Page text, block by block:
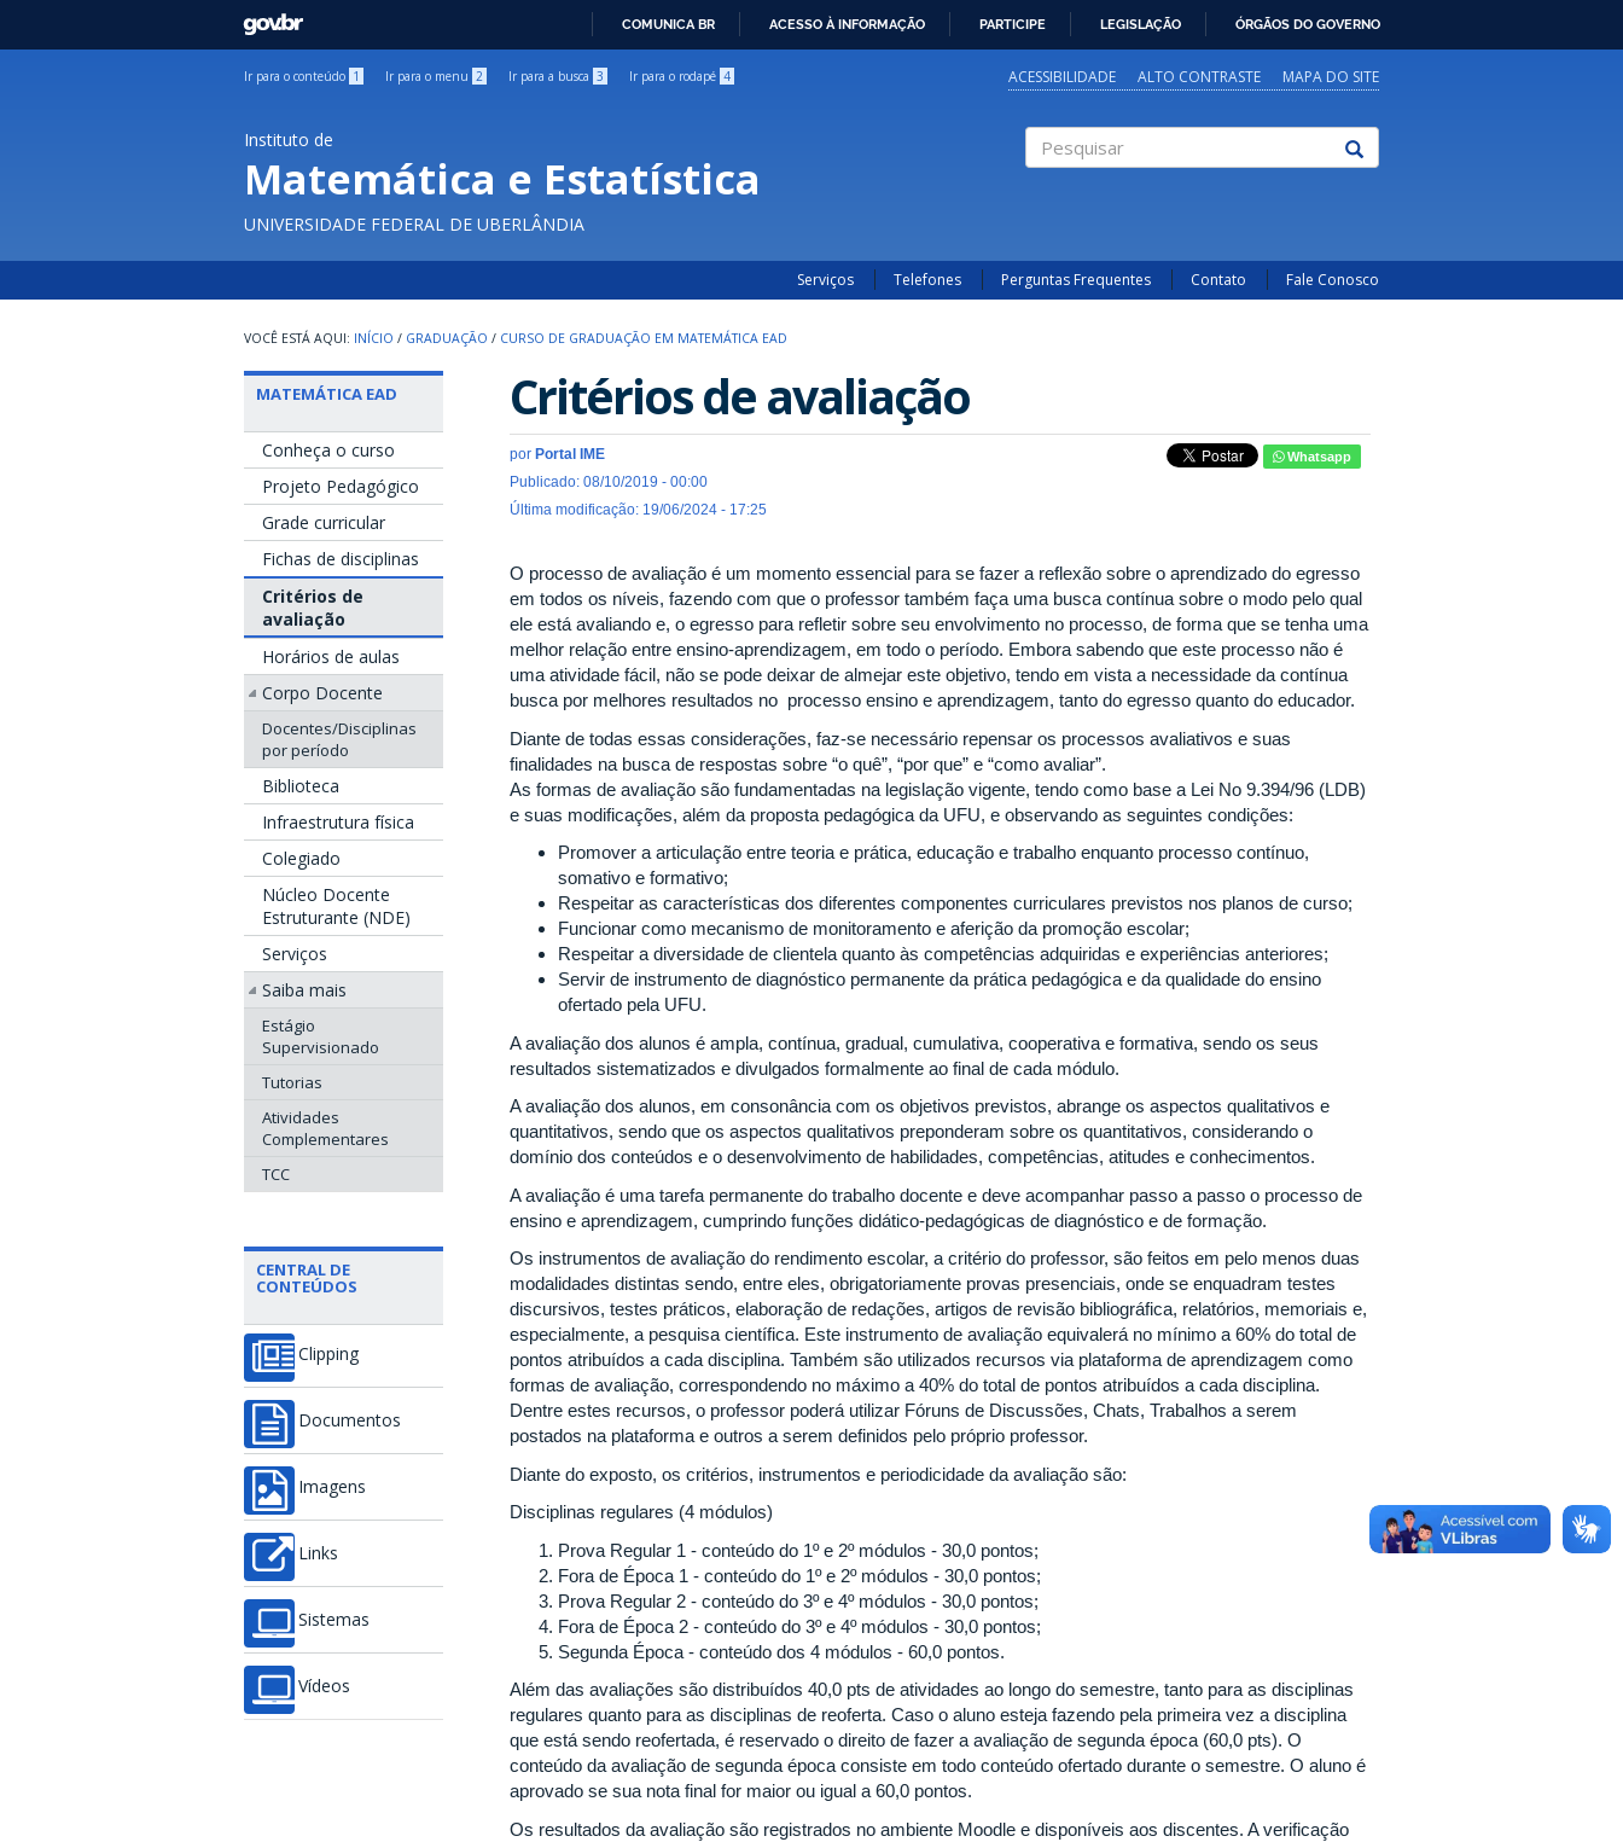
GOVBR
COMUNICA BR ACESSO À INFORMAÇÃO PARTICIPE LEGISLAÇÃO ÓRGÃOS DO GOVERNO
Ir para o conteúdo 1 Ir para o menu 2 Ir para a busca 3 Ir para o rodapé 4 ACESSIBILIDADE ALTO CONTRASTE MAPA DO SITE
Instituto de
Matemática e Estatística
UNIVERSIDADE FEDERAL DE UBERLÂNDIA
Serviços Telefones Perguntas Frequentes Contato Fale Conosco
INÍCIO / GRADUAÇÃO / CURSO DE GRADUAÇÃO EM MATEMÁTICA EAD
MATEMÁTICA EAD
Conheça o curso
Projeto Pedagógico
Grade curricular
Fichas de disciplinas
Critérios de
avaliação
Horários de aulas
Corpo Docente
Docentes/Disciplinas
por período
Biblioteca
Infraestrutura física
Colegiado
Núcleo Docente
Estruturante (NDE)
Serviços
Saiba mais
Estágio
Supervisionado
Tutorias
Atividades
Complementares
TCC
CENTRAL DE
CONTEÚDOS
Clipping
Documentos
Imagens
Links
Sistemas
Vídeos
Critérios de avaliação
por Portal IME
Publicado: 08/10/2019 - 00:00
Última modificação: 19/06/2024 - 17:25
Whatsapp
O processo de avaliação é um momento essencial para se fazer a reflexão sobre o aprendizado do egresso
em todos os níveis, fazendo com que o professor também faça uma busca contínua sobre o modo pelo qual
ele está avaliando e, o egresso para refletir sobre seu envolvimento no processo, de forma que se tenha uma
melhor relação entre ensino-aprendizagem, em todo o período. Embora sabendo que este processo não é
uma atividade fácil, não se pode deixar de almejar este objetivo, tendo em vista a necessidade da contínua
busca por melhores resultados no processo ensino e aprendizagem, tanto do egresso quanto do educador.
Diante de todas essas considerações, faz-se necessário repensar os processos avaliativos e suas
finalidades na busca de respostas sobre “o quê”, “por que” e “como avaliar”.
As formas de avaliação são fundamentadas na legislação vigente, tendo como base a Lei No 9.394/96 (LDB)
e suas modificações, além da proposta pedagógica da UFU, e observando as seguintes condições:
Promover a articulação entre teoria e prática, educação e trabalho enquanto processo contínuo,
somativo e formativo;
Respeitar as características dos diferentes componentes curriculares previstos nos planos de curso;
Funcionar como mecanismo de monitoramento e aferição da promoção escolar;
Respeitar a diversidade de clientela quanto às competências adquiridas e experiências anteriores;
Servir de instrumento de diagnóstico permanente da prática pedagógica e da qualidade do ensino
ofertado pela UFU.
A avaliação dos alunos é ampla, contínua, gradual, cumulativa, cooperativa e formativa, sendo os seus
resultados sistematizados e divulgados formalmente ao final de cada módulo.
A avaliação dos alunos, em consonância com os objetivos previstos, abrange os aspectos qualitativos e
quantitativos, sendo que os aspectos qualitativos preponderam sobre os quantitativos, considerando o
domínio dos conteúdos e o desenvolvimento de habilidades, competências, atitudes e conhecimentos.
A avaliação é uma tarefa permanente do trabalho docente e deve acompanhar passo a passo o processo de
ensino e aprendizagem, cumprindo funções didático-pedagógicas de diagnóstico e de formação.
Os instrumentos de avaliação do rendimento escolar, a critério do professor, são feitos em pelo menos duas
modalidades distintas sendo, entre eles, obrigatoriamente provas presenciais, onde se enquadram testes
discursivos, testes práticos, elaboração de redações, artigos de revisão bibliográfica, relatórios, memoriais e,
especialmente, a pesquisa científica. Este instrumento de avaliação equivalerá no mínimo a 60% do total de
pontos atribuídos a cada disciplina. Também são utilizados recursos via plataforma de aprendizagem como
formas de avaliação, correspondendo no máximo a 40% do total de pontos atribuídos a cada disciplina.
Dentre estes recursos, o professor poderá utilizar Fóruns de Discussões, Chats, Trabalhos a serem
postados na plataforma e outros a serem definidos pelo próprio professor.
Diante do exposto, os critérios, instrumentos e periodicidade da avaliação são:
Disciplinas regulares (4 módulos)
Prova Regular 1 - conteúdo do 1º e 2º módulos - 30,0 pontos;
Fora de Época 1 - conteúdo do 1º e 2º módulos - 30,0 pontos;
Prova Regular 2 - conteúdo do 3º e 4º módulos - 30,0 pontos;
Fora de Época 2 - conteúdo do 3º e 4º módulos - 30,0 pontos;
Segunda Época - conteúdo dos 4 módulos - 60,0 pontos.
Além das avaliações são distribuídos 40,0 pts de atividades ao longo do semestre, tanto para as disciplinas
regulares quanto para as disciplinas de reoferta. Caso o aluno esteja fazendo pela primeira vez a disciplina
que está sendo reofertada, é reservado o direito de fazer a avaliação de segunda época (60,0 pts). O
conteúdo da avaliação de segunda época consiste em todo conteúdo ofertado durante o semestre. O aluno é
aprovado se sua nota final for maior ou igual a 60,0 pontos.
Os resultados da avaliação são registrados no ambiente Moodle e disponíveis aos discentes. A verificação